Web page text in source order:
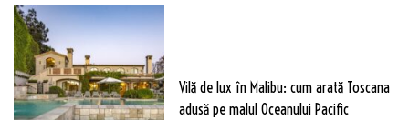
Vilă de lux în Malibu: cum arată Toscana
adusă pe malul Oceanului Pacific